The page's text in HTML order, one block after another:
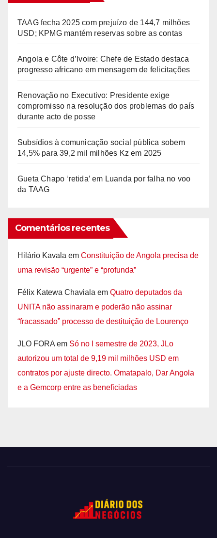
TAAG fecha 2025 com prejuízo de 144,7 milhões
USD; KPMG mantém reservas sobre as contas
Angola e Côte d’Ivoire: Chefe de Estado destaca
progresso africano em mensagem de felicitações
Renovação no Executivo: Presidente exige
compromisso na resolução dos problemas do país
durante acto de posse
Subsídios à comunicação social pública sobem
14,5% para 39,2 mil milhões Kz em 2025
Gueta Chapo ‘retida’ em Luanda por falha no voo
da TAAG
Comentários recentes
Hilário Kavala em Constituição de Angola precisa de
uma revisão “urgente” e “profunda”
Félix Katewa Chaviala em Quatro deputados da
UNITA não assinaram e poderão não assinar
“fracassado” processo de destituição de Lourenço
JLO FORA em Só no I semestre de 2023, JLo
autorizou um total de 9,19 mil milhões USD em
contratos por ajuste directo. Omatapalo, Dar Angola
e a Gemcorp entre as beneficiadas